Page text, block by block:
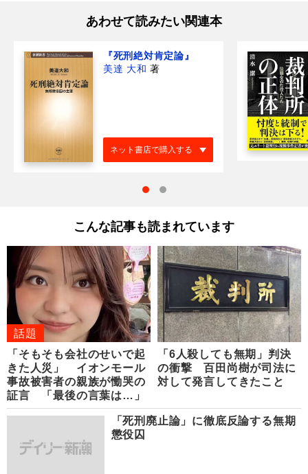
あわせて読みたい関連本
『死刑絶対肯定論』
美達 大和 著
ネット書店で購入する
こんな記事も読まれています
話題
「そもそも会社のせいで起
きた人災」 イオンモール
事故被害者の親族が慟哭の
証言 「最後の言葉は…」
「6人殺しても無期」判決
の衝撃 百田尚樹が司法に
対して発言してきたこと
「死刑廃止論」に徹底反論する無期
懲役囚